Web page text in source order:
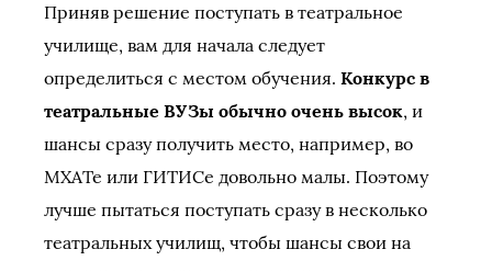
Приняв решение поступать в театральное
училище, вам для начала следует
определиться с местом обучения. Конкурс в
театральные ВУЗы обычно очень высок, и
шансы сразу получить место, например, во
МХАТе или ГИТИСе довольно малы. Поэтому
лучше пытаться поступать сразу в несколько
театральных училищ, чтобы шансы свои на